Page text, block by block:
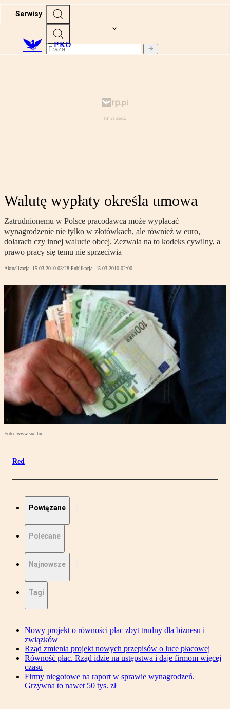
Serwisy
PRO
Walutę wypłaty określa umowa
Zatrudnionemu w Polsce pracodawca może wypłacać
wynagrodzenie nie tylko w złotówkach, ale również w euro,
dolarach czy innej walucie obcej. Zezwala na to kodeks cywilny, a
prawo pracy się temu nie sprzeciwia
Aktualizacja: 15.03.2010 03:28 Publikacja: 15.03.2010 02:00
Foto: www.sxc.hu
Red
Powiązane
Polecane
Najnowsze
Tagi
Nowy projekt o równości płac zbyt trudny dla biznesu i
związków
Rząd zmienia projekt nowych przepisów o luce płacowej
Równość płac. Rząd idzie na ustępstwa i daje firmom więcej
czasu
Firmy niegotowe na raport w sprawie wynagrodzeń.
Grzywna to nawet 50 tys. zł